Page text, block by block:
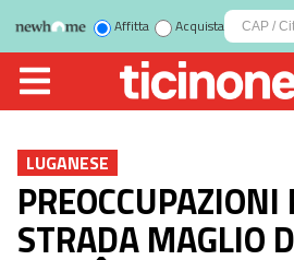
Affitta Acquista
LUGANESE
PREOCCUPAZIONI
STRADA MAGLIO